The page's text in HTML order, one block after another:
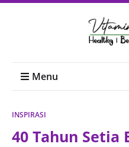
Menu
INSPIRASI
40 Tahun Setia